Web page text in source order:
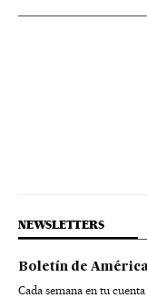
NEWSLETTERS
Boletín de
Cada semana en tu